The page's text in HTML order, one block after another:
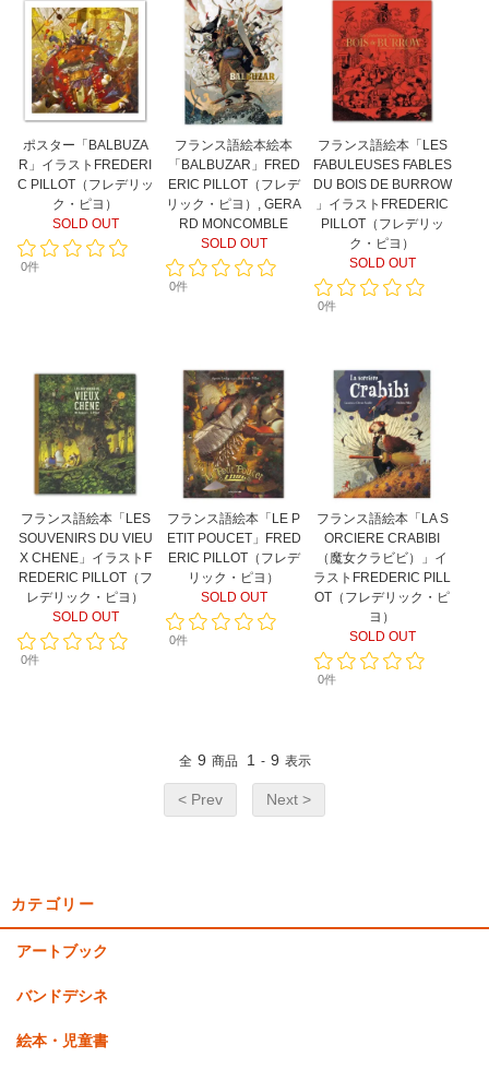
ポスター「BALBUZA
R」イラストFREDERI
C PILLOT（フレデリッ
ク・ピヨ）
SOLD OUT
0件
フランス語絵本絵本
「BALBUZAR」FRED
ERIC PILLOT（フレデ
リック・ピヨ）, GERA
RD MONCOMBLE
SOLD OUT
0件
フランス語絵本「LES
FABULEUSES FABLES
DU BOIS DE BURROW
」イラストFREDERIC
PILLOT（フレデリッ
ク・ピヨ）
SOLD OUT
0件
フランス語絵本「LES
SOUVENIRS DU VIEU
X CHENE」イラストF
REDERIC PILLOT（フ
レデリック・ピヨ）
SOLD OUT
0件
フランス語絵本「LE P
ETIT POUCET」FRED
ERIC PILLOT（フレデ
リック・ピヨ）
SOLD OUT
0件
フランス語絵本「LA S
ORCIERE CRABIBI
（魔女クラビビ）」イ
ラストFREDERIC PILL
OT（フレデリック・ピ
ヨ）
SOLD OUT
0件
全 9 商品 1 - 9 表示
< Prev Next >
カテゴリー
アートブック
バンドデシネ
絵本・児童書